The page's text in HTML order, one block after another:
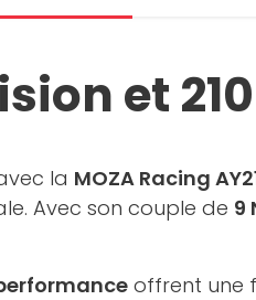
et
la MOZA Racing
Avec son couple de 9
offrent une